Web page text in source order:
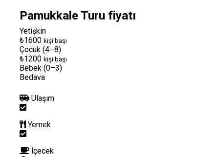
Pamukkale Turu fiyatı
Yetişkin
₺1600 kişi başı
Çocuk (4–8)
₺1200 kişi başı
Bebek (0–3)
Bedava
Ulaşım
Yemek
İçecek